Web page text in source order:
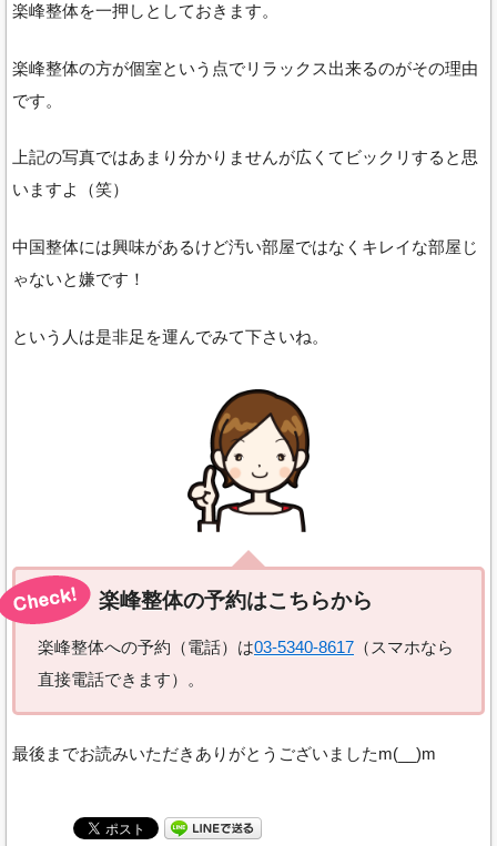
楽峰整体を一押しとしておきます。
楽峰整体の方が個室という点でリラックス出来るのがその理由
です。
上記の写真ではあまり分かりませんが広くてビックリすると思
いますよ（笑）
中国整体には興味があるけど汚い部屋ではなくキレイな部屋じ
ゃないと嫌です！
という人は是非足を運んでみて下さいね。
楽峰整体の予約はこちらから
楽峰整体への予約（電話）は03-5340-8617 （スマホなら
直接電話できます）。
最後までお読みいただきありがとうございましたm(__)m